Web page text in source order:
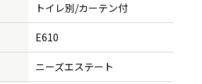
トイレ別/カーテン付
E610
ニーズエステート